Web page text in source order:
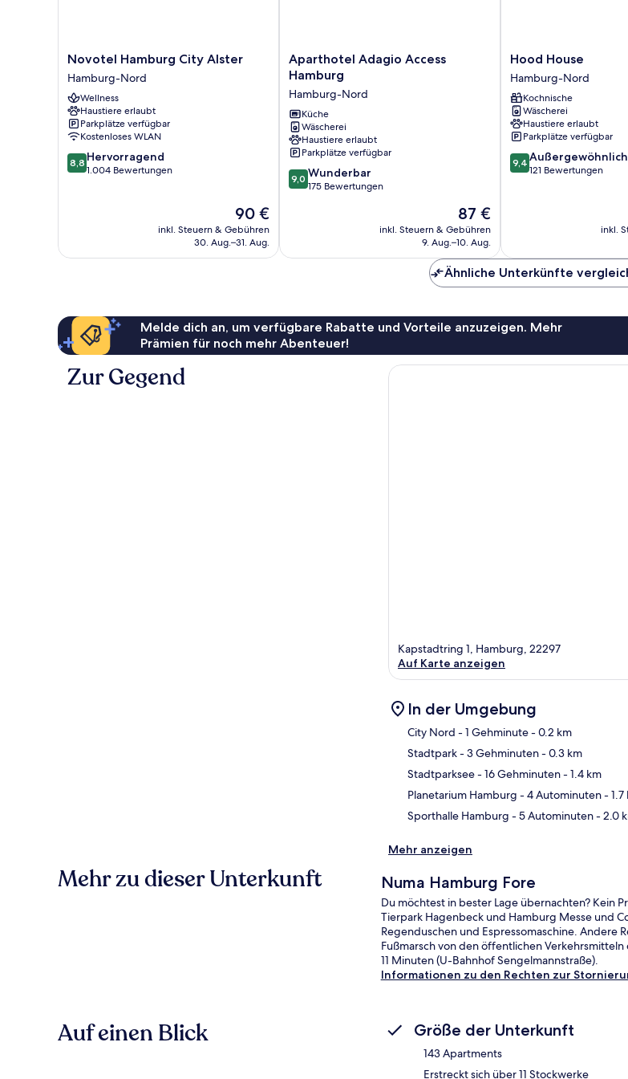
Novotel
Hamburg
City
Alster
Hamburg-
Nord
Novotel Hamburg City Alster
Hamburg-Nord
Wellness
Haustiere erlaubt
Parkplätze verfügbar
Kostenloses WLAN
8.8
von
8,8 Hervorragend
1.004 Bewertungen
Der
Preis
beträgt
90 €
inkl. Steuern & Gebühren
30. Aug.–31. Aug.
Aparthotel
Adagio
Hamburg
Hamburg-
Nord
Aparthotel Adagio Access
Hamburg
Hamburg-Nord
Küche
Wäscherei
Haustiere erlaubt
Parkplätze verfügbar
9.0
von
9,0 Wunderbar
175 Bewertungen
Der
Preis
beträgt
87 €
inkl. Steuern & Gebühren
9. Aug.–10. Aug.
Hood
House
Hamburg-
Nord
Hood House
Hamburg-Nord
Kochnische
Wäscherei
Haustiere erlaubt
Parkplätze verfügbar
9.4
von
9,4 Außergewöhnlich
121 Bewertungen
inkl.
Ähnliche Unterkünfte
Melde dich an, um verfügbare Rabatte und Vorteile anzuzeigen. Mehr
Prämien für noch mehr Abenteuer!
Zur Gegend
Kapstadtring 1, Hamburg, 22297
Auf Karte anzeigen
In der Umgebung
City Nord - 1 Gehminute- 0.2 km
Stadtpark- 3 Gehminuten- 0.3 km
Stadtparksee- 16 Gehminuten- 1.4 km
Planetarium Hamburg - 4 Autominuten- 1.7
Sporthalle Hamburg - 5 Autominuten- 2.0
Mehr anzeigen
Mehr zu dieser Unterkunft Numa Hamburg Fore
Du möchtest in bester Lage übernachten? Kein
Tierpark Hagenbeck und Hamburg Messe und
Regenduschen und Espressomaschine. Andere
Fußmarsch von den öffentlichen
11 Minuten (U-Bahnhof Sengelmannstraße).
Informationen zu den Rechten zur
Auf einen Blick Größe der Unterkunft
143 Apartments
Erstreckt sich über 11 Stockwerke